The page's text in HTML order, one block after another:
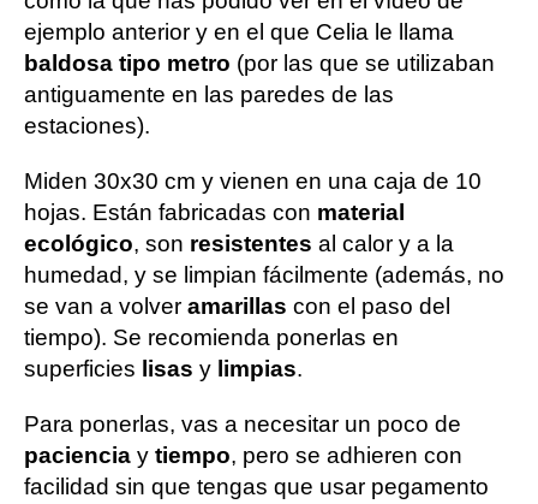
ejemplo anterior y en el que Celia le llama
baldosa tipo metro (por las que se utilizaban
antiguamente en las paredes de las
estaciones).
Miden 30x30 cm y vienen en una caja de 10
hojas. Están fabricadas con material
ecológico, son resistentes al calor y a la
humedad, y se limpian fácilmente (además, no
se van a volver amarillas con el paso del
tiempo). Se recomienda ponerlas en
superficies lisas y limpias.
Para ponerlas, vas a necesitar un poco de
paciencia y tiempo, pero se adhieren con
facilidad sin que tengas que usar pegamento